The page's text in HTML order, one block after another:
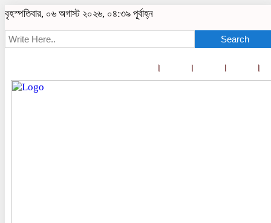
বৃহস্পতিবার, ০৬ অগাস্ট ২০২৬, ০৪:৩৯ পূর্বাহ্ন
Search